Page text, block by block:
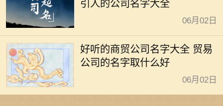
引人的公司名字大全
06月02日
好听的商贸公司名字大全 贸易
公司的名字取什么好
06月02日